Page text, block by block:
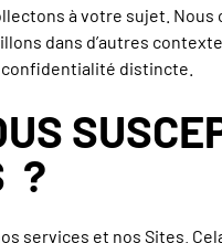
à votre sujet.
dans d’autres
confidentialité distincte.
?
et nos Sites.